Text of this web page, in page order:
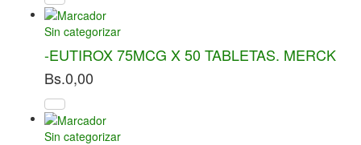
Sin categorizar
-EUTIROX 75MCG X 50 TABLETAS. MERCK
Bs.0,00
Sin categorizar